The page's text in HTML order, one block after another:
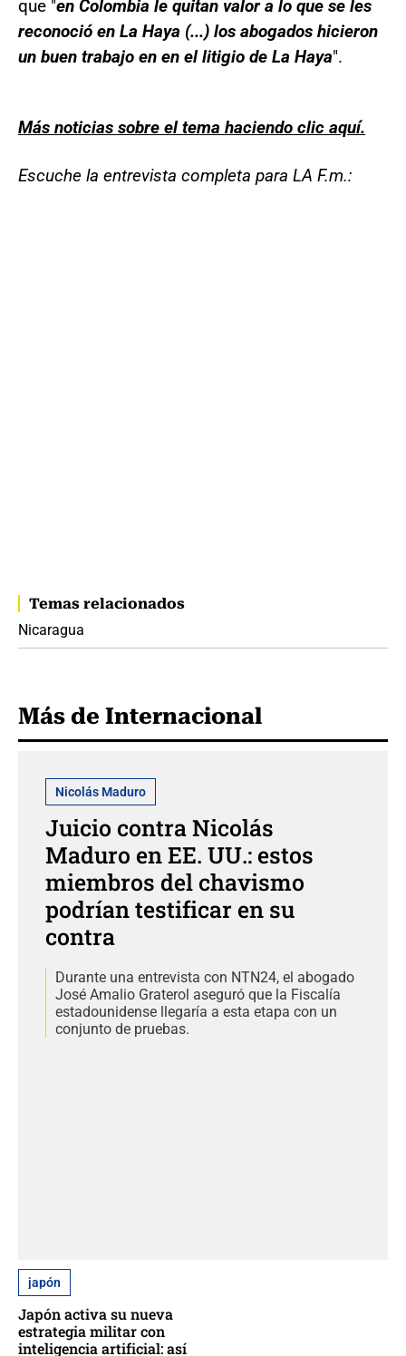
que "en Colombia le quitan valor a lo que se les
reconoció en La Haya (...) los abogados hicieron
un buen trabajo en en el litigio de La Haya".
Más noticias sobre el tema haciendo clic aquí.
Escuche la entrevista completa para LA F.m.:
Temas relacionados
Nicaragua
Más de Internacional
Nicolás Maduro
Juicio contra Nicolás
Maduro en EE. UU.: estos
miembros del chavismo
podrían testificar en su
contra
Durante una entrevista con NTN24, el abogado
José Amalio Graterol aseguró que la Fiscalía
estadounidense llegaría a esta etapa con un
conjunto de pruebas.
japón
Japón activa su nueva
estrategia militar con
inteligencia artificial: así